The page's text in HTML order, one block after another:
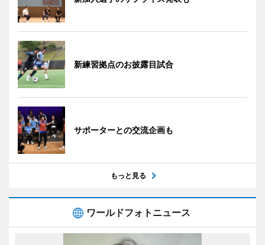
新練習拠点のお披露目試合
サポーターとの交流企画も
もっと見る
ワールドフォトニュース